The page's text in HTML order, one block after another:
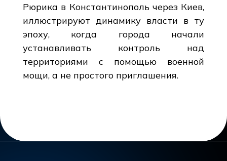
Рюрика в Константинополь через Киев,
иллюстрируют динамику власти в ту
эпоху, когда города начали
устанавливать контроль над
территориями с помощью военной
мощи, а не простого приглашения.